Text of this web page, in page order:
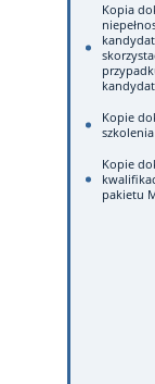
Kopia
Kopie
Kopie
pakietu